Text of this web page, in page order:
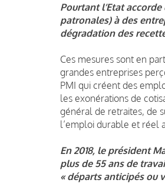
Pourtant l’Etat
patronales) à des
dégradation des
Ces mesures sont en
grandes entreprises
PMI qui créent des
les exonérations de
général de retraites, de
l’emploi durable et réel
En 2018, le président
plus de 55 ans de
« départs anticipés ou